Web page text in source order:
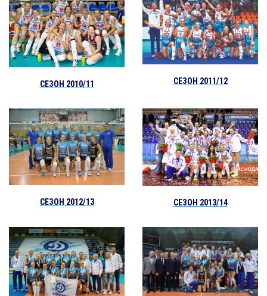
СЕЗОН 2010/11 СЕЗОН 2011/12
СЕЗОН 2012/13 СЕЗОН 2013/14